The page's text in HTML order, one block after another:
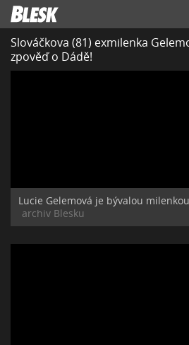
Slováčkova (81) exmilenka
zpověď o Dádě!
Lucie Gelemová je bývalou
archiv Blesku